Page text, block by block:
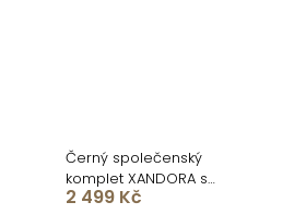
Černý společenský
komplet XANDORA s
harémovými kalhotami
2 499 Kč